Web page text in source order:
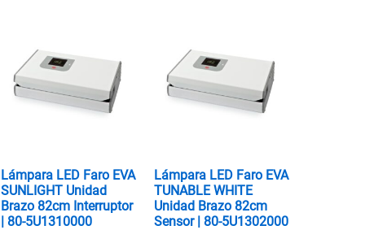
Lámpara LED Faro EVA
SUNLIGHT Unidad
Brazo 82cm Interruptor
| 80-5U1310000
Lámpara LED Faro EVA
TUNABLE WHITE
Unidad Brazo 82cm
Sensor | 80-5U1302000